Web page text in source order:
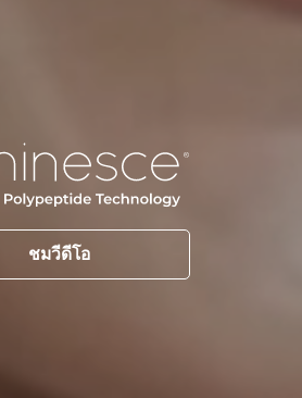
ชมวีดีโอ